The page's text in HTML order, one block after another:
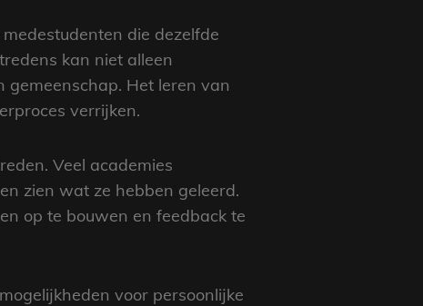
die dezelfde
kan niet alleen
Het leren van
verrijken.
Veel academies
zien wat ze hebben geleerd.
op te bouwen en feedback te
voor persoonlijke